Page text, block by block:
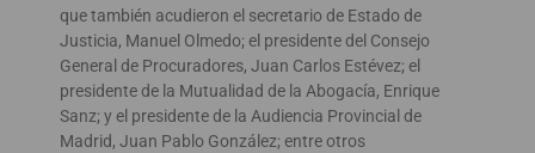
que también acudieron el secretario de Estado de
Justicia, Manuel Olmedo; el presidente del Consejo
General de Procuradores, Juan Carlos Estévez; el
presidente de la Mutualidad de la Abogacía, Enrique
Sanz; y el presidente de la Audiencia Provincial de
Madrid, Juan Pablo González; entre otros